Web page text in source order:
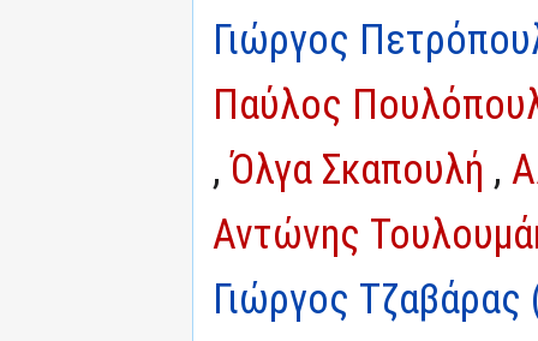
Γιώργος
Παύλος
,Όλγα Σκαπουλή ,
Αντώνης
Γιώργος Τζαβάρας